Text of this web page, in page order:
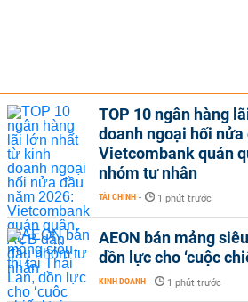
TOP 10 ngân hàng
doanh ngoại hối
Vietcombank quán
nhóm tư nhân
TÀI CHÍNH - 1 phút trước
AEON bán mảng
dồn lực cho ‘cuộc
KINH DOANH - 1 phút trước